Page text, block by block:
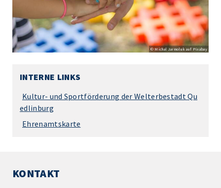
© Michal Jarmoluk auf Pixabay
INTERNE LINKS
Kultur- und Sportförderung der Welterbestadt Qu
edlinburg
Ehrenamtskarte
KONTAKT